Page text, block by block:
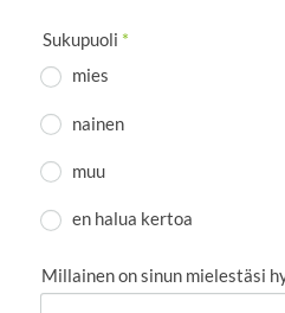
Sukupuoli *
mies
nainen
muu
en halua kertoa
Millainen on sinun mielestäsi